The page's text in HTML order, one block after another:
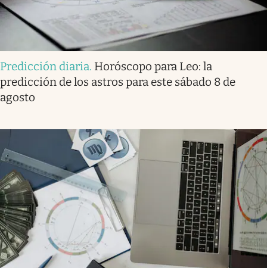
Predicción diaria. Horóscopo para Leo: la
predicción de los astros para este sábado 8 de
agosto